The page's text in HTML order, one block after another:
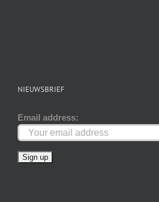
NIEUWSBRIEF
Email address: